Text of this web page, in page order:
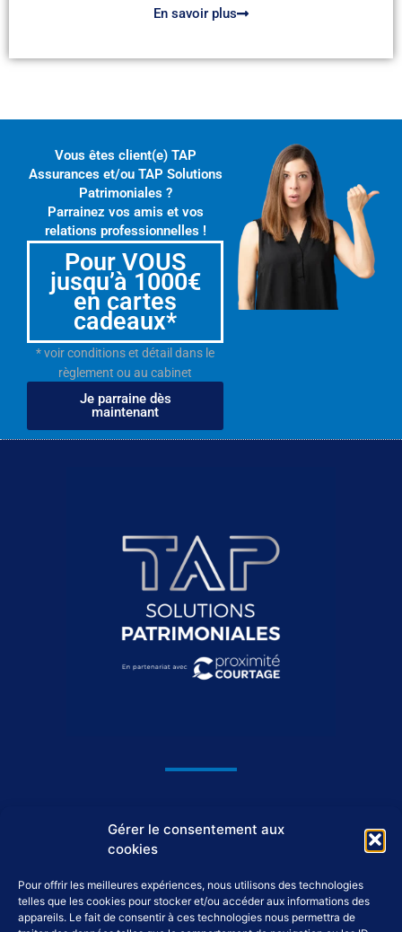
Gérer le consentement aux
cookies
Pour offrir les meilleures expériences, nous utilisons des technologies
telles que les cookies pour stocker et/ou accéder aux informations des
appareils. Le fait de consentir à ces technologies nous permettra de
En savoir plus
Vous êtes client(e) TAP
Assurances et/ou TAP Solutions
Patrimoniales ?
Parrainez vos amis et vos
relations professionnelles !
Pour VOUS
jusqu’à 1000€
en cartes
cadeaux*
* voir conditions et détail dans le
règlement ou au cabinet
Je parraine dès
maintenant
37550 Saint-Avertin
02 46 46 98 98